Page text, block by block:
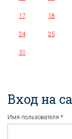
17 18
24 25
31
Вход на
Имя пользователя *